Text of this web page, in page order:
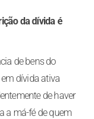
da dívida é
de bens do
dívida ativa
de haver
a má-fé de quem